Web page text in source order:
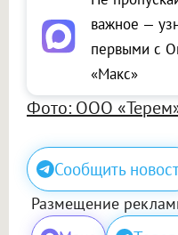
важное —
первыми с
«Макс»
Фото: ООО
Сообщить
Размещение